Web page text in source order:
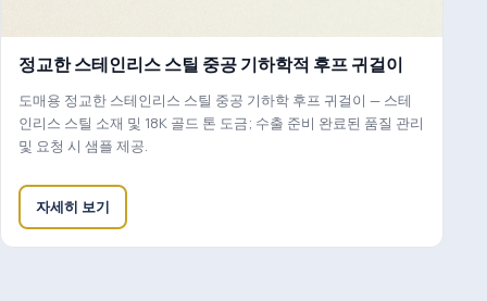
정교한 스테인리스 스틸 중공 기하학적 후프 귀걸이
도매용 정교한 스테인리스 스틸 중공 기하학 후프 귀걸이 — 스테
인리스 스틸 소재 및 18K 골드 톤 도금; 수출 준비 완료된 품질 관리
및 요청 시 샘플 제공.
자세히 보기